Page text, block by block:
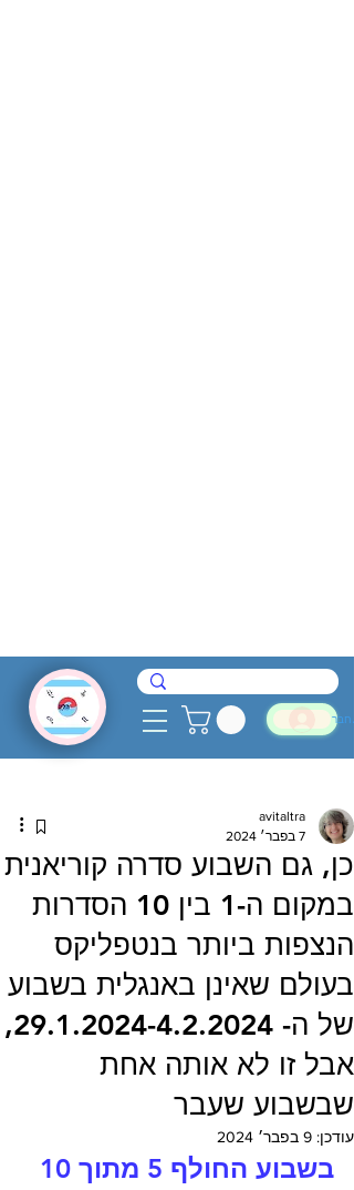
כן, גם השבוע סדרה קוריאנית
במקום ה-1 בין 10 הסדרות
הנצפות ביותר בנטפליקס
בעולם שאינן באנגלית בשבוע
של ה- 29.1.2024-4.2.2024,
אבל זו לא אותה אחת
שבשבוע שעבר
avitaltra
7 בפבר׳ 2024
עודכן: 9 בפבר׳ 2024